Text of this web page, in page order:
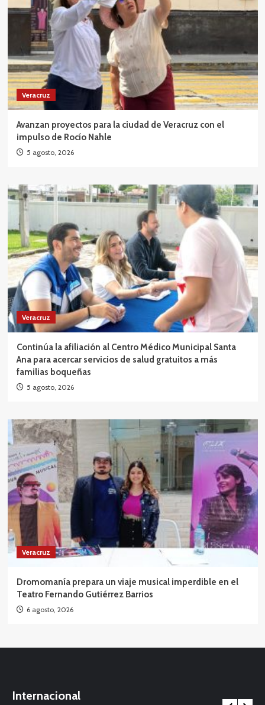
Veracruz
Avanzan proyectos para la ciudad de Veracruz con el
impulso de Rocío Nahle
5 agosto, 2026
Veracruz
Continúa la afiliación al Centro Médico Municipal Santa
Ana para acercar servicios de salud gratuitos a más
familias boqueñas
5 agosto, 2026
Veracruz
Dromomanía prepara un viaje musical imperdible en el
Teatro Fernando Gutiérrez Barrios
6 agosto, 2026
Internacional